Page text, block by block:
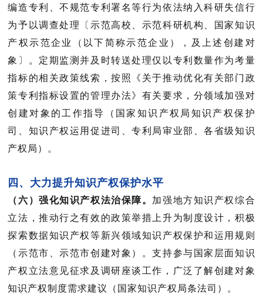
编造专利、不规范专利署名等行为依法纳入科研失信行
为予以调查处理〔示范高校、示范科研机构、国家知识
产权示范企业（以下简称示范企业），及上述创建对
象 〕。定期监测并及时转送处理仅以专利数量作为考量
指标的相关政策线索，按照《关于推动优化有关部门政
策专利指标设置的管理办法》有关要求，分领域加强对
创建对象的工作指导（ 国家知识产权局知识产权保护
司、知识产权运用促进司、专利局审业部、各省级知识
产权局）。
四、大力提升知识产权保护水平
（六）强化知识产权法治保障。 加强地方知识产权综合
立法，推动行之有效的政策举措上升为制度设计，积极
探索数据知识产权等新兴领域知识产权保护和运用规则
（示范市、示范市创建对象）。支持参与国家层面知识
产权立法意见征求及调研座谈工作，广泛了解创建对象
知识产权制度需求建议（国家知识产权局条法司 ）。